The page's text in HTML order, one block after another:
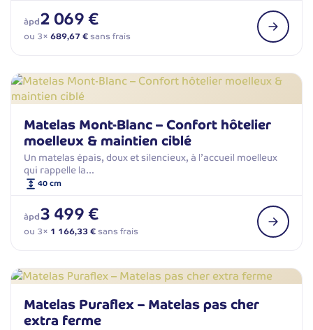
àpd2 069 €
ou 3× 689,67 €sans frais
Matelas Mont-Blanc – Confort hôtelier
moelleux & maintien ciblé
Un matelas épais, doux et silencieux, à l’accueil moelleux
qui rappelle la…
40 cm
àpd3 499 €
ou 3× 1 166,33 €sans frais
Matelas Puraflex – Matelas pas cher
extra ferme